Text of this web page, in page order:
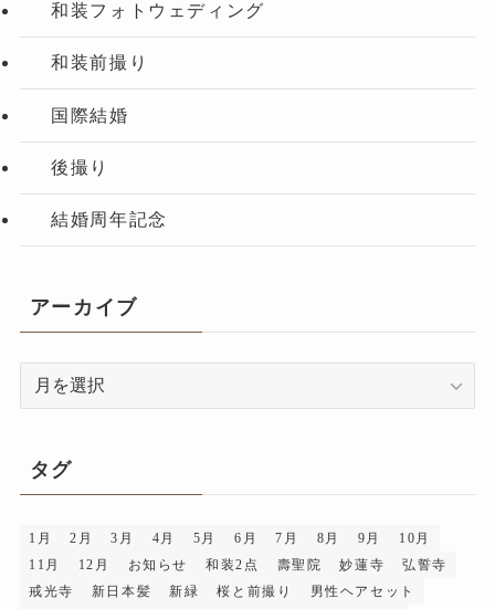
和装フォトウェディング
和装前撮り
国際結婚
後撮り
結婚周年記念
アーカイブ
イ
ブ
タグ
1月 2月 3月 4月 5月 6月 7月 8月 9月
10月
11月
12月 お知らせ 和装2点 壽聖院 妙蓮寺
弘誓寺
戒光寺
新日本髪 新緑 桜と前撮り
男性ヘアセット